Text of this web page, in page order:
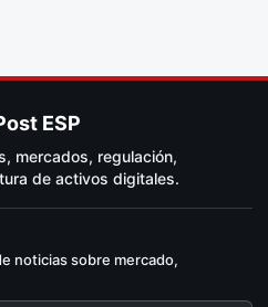
ESP
mercados, regulación,
de activos digitales.
noticias sobre mercado,